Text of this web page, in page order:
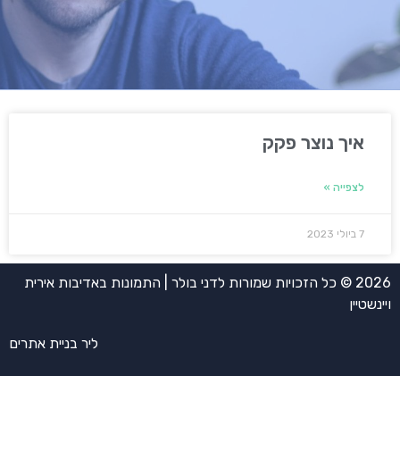
איך נוצר פקק
לצפייה »
7 ביולי 2023
2026 © כל הזכויות שמורות לדני בולר | התמונות באדיבות אירית
ויינשטיין
ליר בניית אתרים